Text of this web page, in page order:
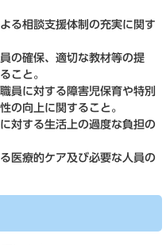
る相談支援体制の充実に関す
の確保、適切な教材等の提
こと。
員に対する障害児保育や特別
の向上に関すること。
対する生活上の過度な負担の
医療的ケア及び必要な人員の